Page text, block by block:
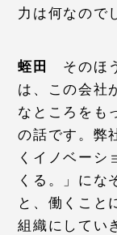
力は何なので
蛭田
そのほ
は、この会社
なところをも
の話です。弊
くイノベーシ
くる。」にな
と、働くこと
組織にしてい